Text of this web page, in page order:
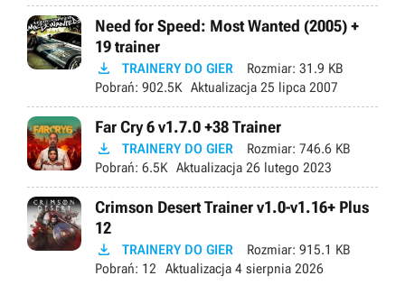
Need for Speed: Most Wanted (2005) +
19 trainer
 TRAINERY DO GIER Rozmiar: 31.9 KB
Pobrań: 902.5K Aktualizacja 25 lipca 2007
Far Cry 6 v1.7.0 +38 Trainer
 TRAINERY DO GIER Rozmiar: 746.6 KB
Pobrań: 6.5K Aktualizacja 26 lutego 2023
Crimson Desert Trainer v1.0-v1.16+ Plus
12
 TRAINERY DO GIER Rozmiar: 915.1 KB
Pobrań: 12 Aktualizacja 4 sierpnia 2026